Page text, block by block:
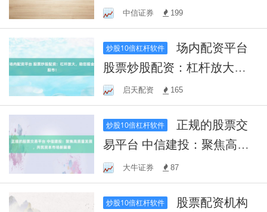
之门，迎接横财好运来！
中信证券 199
炒股10倍杠杆软件
场内配资平台
股票炒股配资：杠杆放大，
助您掘金股市！
启天配资 165
炒股10倍杠杆软件
易平台 中信建投：聚焦高质
量发展，共筑资本市场新篇
章
大牛证券 87
炒股10倍杠杆软件